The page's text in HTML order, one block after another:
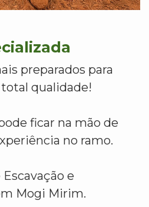
preparados para
qualidade!
ficar na mão de
no ramo.
e
Mogi Mirim.